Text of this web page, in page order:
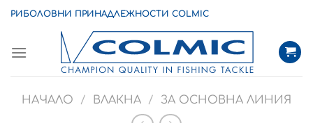
SkipРИБОЛОВНИ ПРИНАДЛЕЖНОСТИ COLMIC
НАЧАЛО / ВЛАКНА / ЗА ОСНОВНА ЛИНИЯ